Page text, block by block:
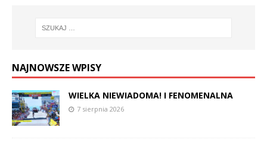
NAJNOWSZE WPISY
WIELKA NIEWIADOMA! I FENOMENALNA
7 sierpnia 2026